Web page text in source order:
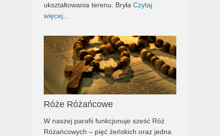
ukształtowania terenu. Bryła Czytaj
więcej...
Róże Różańcowe
W naszej parafii funkcjonuje sześć Róż
Różańcowych – pięć żeńskich oraz jedna